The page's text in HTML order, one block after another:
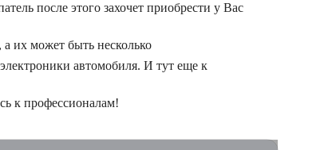
после этого захочет приобрести у Вас
их может быть несколько
автомобиля. И тут еще к
к профессионалам!